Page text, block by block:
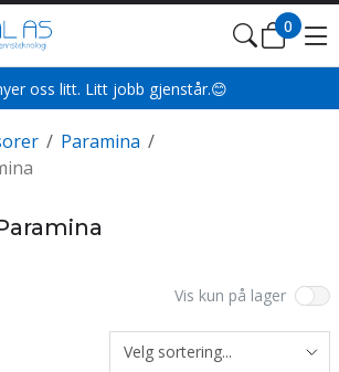
0
oss litt. Litt jobb gjenstår.😊
/ /
Paramina
Vis kun på lager